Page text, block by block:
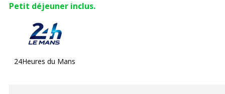
Petit déjeuner inclus.
24Heures du Mans